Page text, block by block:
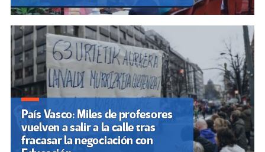
País Vasco: Miles de profesores
vuelven a salir a la calle tras
fracasar la negociación con